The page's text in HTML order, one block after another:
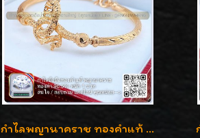
กำไลพญานาคราช ทองคำแท้ 96.5% น้ำหนัก 1 บาท เสริมสิริมงคล